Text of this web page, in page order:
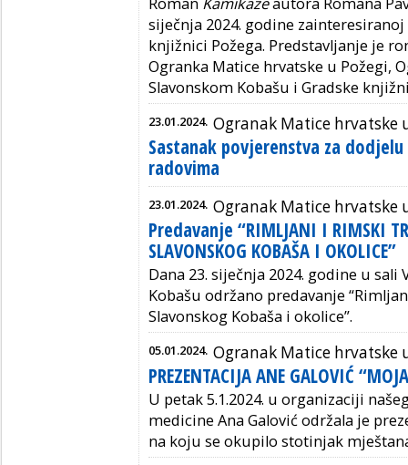
siječnja 2024. godine
knjižnici Požega. Predstavljanje je
Ogranka Matice hrvatske u Požegi,
Slavonskom Kobašu i Gradske
23.01.2024. Ogranak Matice hrvatske
Sastanak povjerenstva za
radovima
23.01.2024. Ogranak Matice hrvatske
Predavanje “RIMLJANI I RIMSKI
SLAVONSKOG KOBAŠA I OKOLICE”
Dana 23. siječnja 2024. godine u
Kobašu održano predavanje
Slavonskog Kobaša i okolice”.
05.01.2024. Ogranak Matice hrvatske
PREZENTACIJA ANE GALOVIĆ
U petak 5.1.2024. u organizaciji
medicine Ana Galović održala je
na koju se okupilo stotinjak